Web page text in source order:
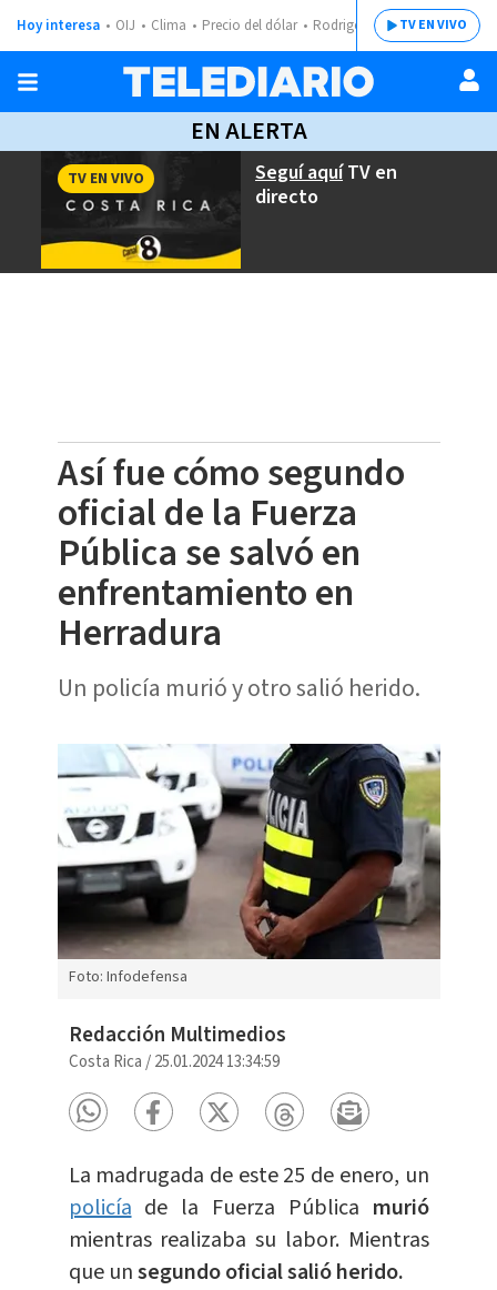
Hoy interesa OIJ Clima Precio del dólar Rodrigo ChavesTV EN VIVO
EN ALERTA
Seguí aquíTV en
directo
TV EN VIVO
Así fue cómo segundo
oficial de la Fuerza
Pública se salvó en
enfrentamiento en
Herradura
Un policía murió y otro salió herido.
Foto: Infodefensa
Redacción Multimedios
Costa Rica /25.01.2024 13:34:59
La madrugada de este 25 de enero, un
policíade la Fuerza Pública murió
mientras realizaba su labor. Mientras
que unsegundo oficial salió herido.